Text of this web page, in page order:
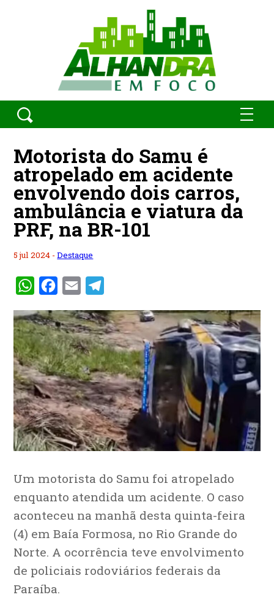
Motorista do Samu é
atropelado em acidente
envolvendo dois carros,
ambulância e viatura da
PRF, na BR-101
5 jul 2024 -Destaque
WhatsAppFacebook
Email
Um motorista do Samu foi atropelado
enquanto atendida um acidente. O caso
aconteceu na manhã desta quinta-feira
(4) em Baía Formosa, no Rio Grande do
Norte. A ocorrência teve envolvimento
de policiais rodoviários federais da
Paraíba.